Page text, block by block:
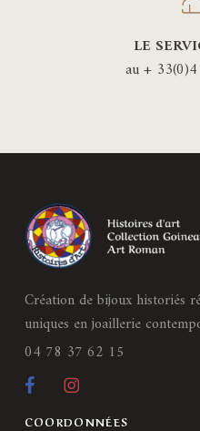
LE
au +
Création de bijoux historiés
uniques en joaillerie
04 78 37 62 15
COORDONNÉES